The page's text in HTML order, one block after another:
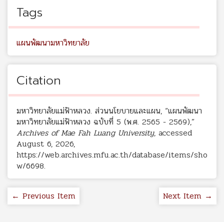
Tags
แผนพัฒนามหาวิทยาลัย
Citation
มหาวิทยาลัยแม่ฟ้าหลวง. ส่วนนโยบายและแผน, “แผนพัฒนา
มหาวิทยาลัยแม่ฟ้าหลวง ฉบับที่ 5 (พ.ศ. 2565 - 2569),”
Archives of Mae Fah Luang University, accessed
August 6, 2026,
https://web.archives.mfu.ac.th/database/items/sho
w/6698.
← Previous Item Next Item →